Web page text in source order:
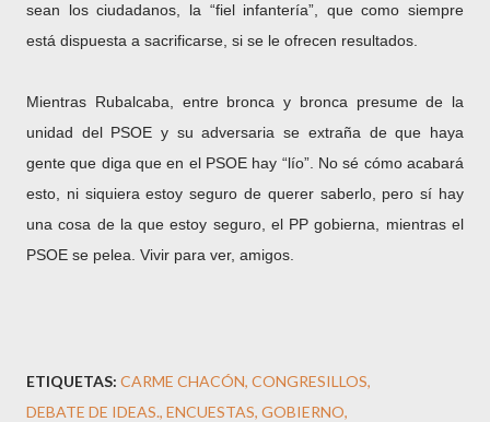
sean los ciudadanos, la “fiel infantería”, que como siempre
está dispuesta a sacrificarse, si se le ofrecen resultados.
Mientras Rubalcaba, entre bronca y bronca presume de la
unidad del PSOE y su adversaria se extraña de que haya
gente que diga que en el PSOE hay “lío”. No sé cómo acabará
esto, ni siquiera estoy seguro de querer saberlo, pero sí hay
una cosa de la que estoy seguro, el PP gobierna, mientras el
PSOE se pelea. Vivir para ver, amigos.
ETIQUETAS: CARME CHACÓN CONGRESILLOS
DEBATE DE IDEAS. ENCUESTAS GOBIERNO